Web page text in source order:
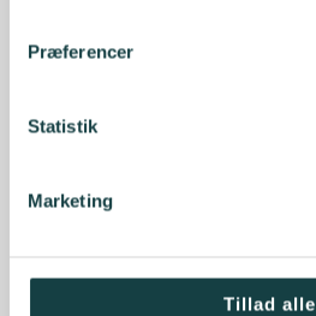
Præferencer
Statistik
Marketing
Tillad alle